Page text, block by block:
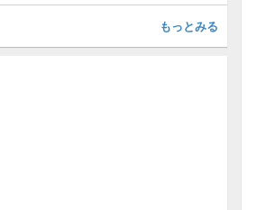
もっとみる